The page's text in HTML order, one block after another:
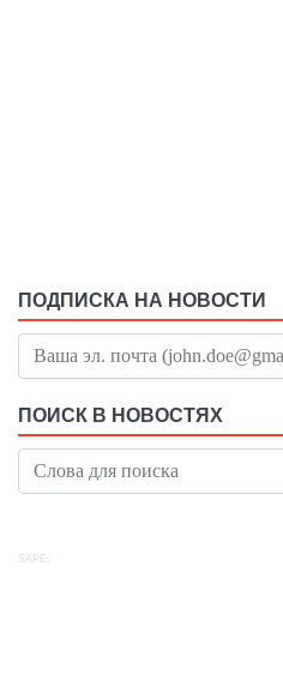
ПОДПИСКА НА НОВОСТИ
ПОИСК В НОВОСТЯХ
SAPE: